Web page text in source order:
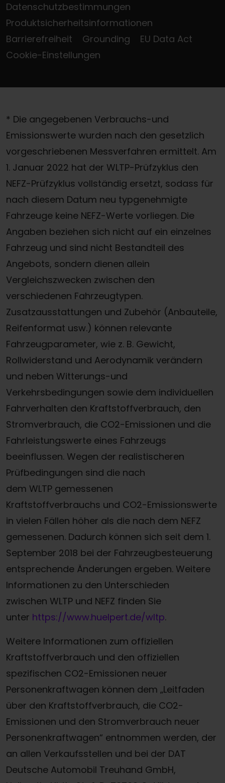
Datenschutzbestimmungen
Produktsicherheitsinformationen
Barrierefreiheit
Grounding
EU Data Act
Cookie-Einstellungen
* Die angegebenen Verbrauchs-und
Emissionswerte wurden nach den gesetzlich
vorgeschriebenen Messverfahren ermittelt. Am
1. Januar 2022 hat der WLTP-Prüfzyklus den
NEFZ-Prüfzyklus vollständig ersetzt, sodass für
nach diesem Datum neu typgenehmigte
Fahrzeuge keine NEFZ-Werte vorliegen. Die
Angaben beziehen sich nicht auf ein einzelnes
Fahrzeug und sind nicht Bestandteil des
Angebots, sondern dienen allein
Vergleichszwecken zwischen den
verschiedenen Fahrzeugtypen.
Zusatzausstattungen und Zubehör (Anbauteile,
Reifenformat usw.) können relevante
Fahrzeugparameter, wie z. B. Gewicht,
Rollwiderstand und Aerodynamik verändern
und neben Witterungs-und
Verkehrsbedingungen sowie dem individuellen
Fahrverhalten den Kraftstoffverbrauch, den
Stromverbrauch, die CO2-Emissionen und die
Fahrleistungswerte eines Fahrzeugs
beeinflussen. Wegen der realistischeren
Prüfbedingungen sind die nach
dem WLTP gemessenen
Kraftstoffverbrauchs und CO2-Emissionswerte
in vielen Fällen höher als die nach dem NEFZ
gemessenen. Dadurch können sich seit dem 1.
September 2018 bei der Fahrzeugbesteuerung
entsprechende Änderungen ergeben. Weitere
Informationen zu den Unterschieden
zwischen WLTP und NEFZ finden Sie
unter https://www.huelpert.de/wltp.
Weitere Informationen zum offiziellen
Kraftstoffverbrauch und den offiziellen
spezifischen CO2-Emissionen neuer
Personenkraftwagen können dem „Leitfaden
über den Kraftstoffverbrauch, die CO2-
Emissionen und den Stromverbrauch neuer
Personenkraftwagen“ entnommen werden, der
an allen Verkaufsstellen und bei der DAT
Deutsche Automobil Treuhand GmbH,